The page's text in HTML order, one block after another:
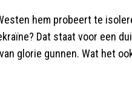
hem probeert te
Dat staat voor een
glorie gunnen. Wat het